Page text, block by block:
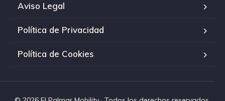
Aviso Legal
Política de Privacidad
Política de Cookies